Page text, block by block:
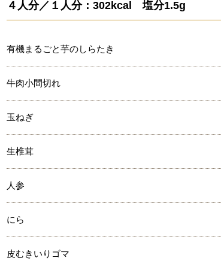
４人分／１人分：302kcal 塩分1.5g
有機まるごと芋のしらたき
牛肉小間切れ
玉ねぎ
生椎茸
人参
にら
皮むきいりゴマ